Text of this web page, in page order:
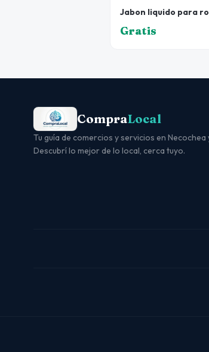
Jabon liquido para
Gratis
CompraLocal
Tu guía de comercios y servicios en Necochea
Descubrí lo mejor de lo local, cerca tuyo.